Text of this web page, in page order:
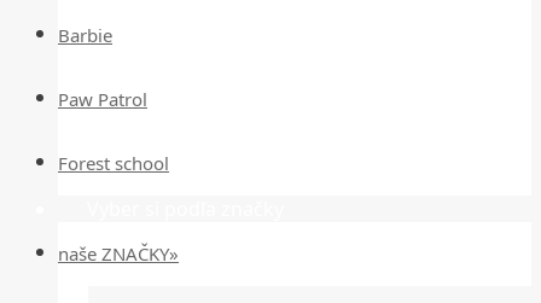
Barbie
Paw Patrol
Forest school
naše ZNAČKY»